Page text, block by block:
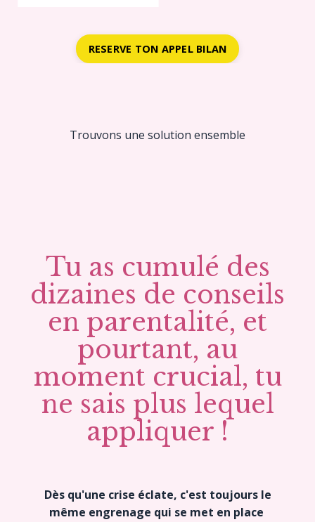
RESERVE TON APPEL BILAN
Trouvons une solution ensemble
Tu as cumulé des
dizaines de conseils
en parentalité, et
pourtant, au
moment crucial, tu
ne sais plus lequel
appliquer !
Dès qu'une crise éclate, c'est toujours le
même engrenage qui se met en place